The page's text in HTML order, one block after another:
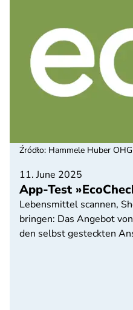
11. June 2025
App-Test
Lebensmittel scannen,
bringen: Das Angebot
den selbst gesteckten
Źródło: Hammele Huber